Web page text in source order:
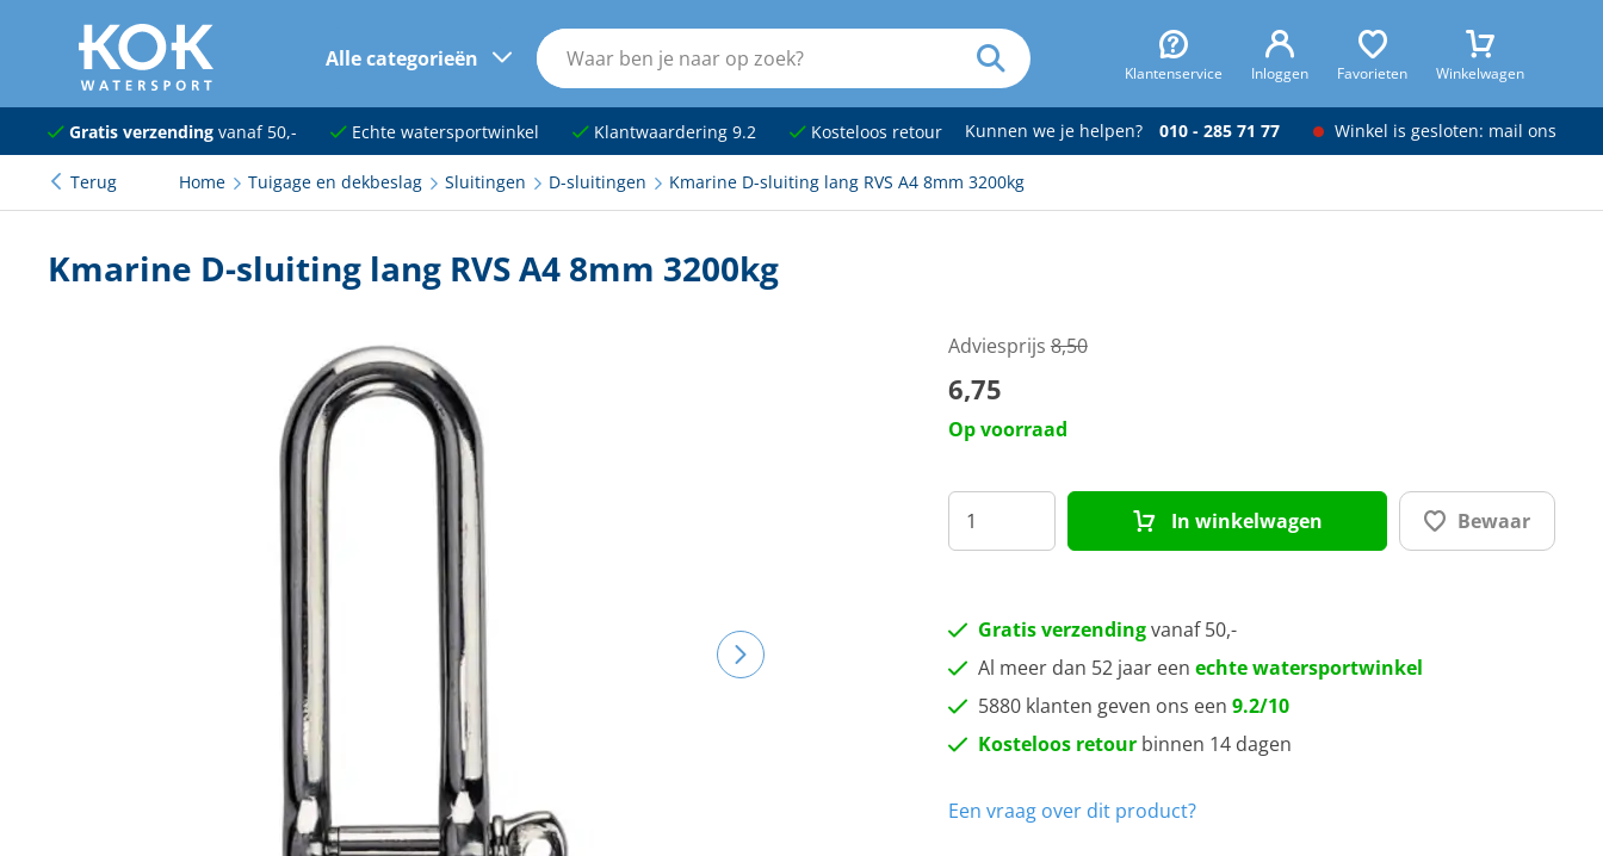
naar hoofdinhoud
Alle categorieën
Klantenservice Inloggen Favorieten Winkelwagen
Navigatie
Dekuitrusting
Kleding en schoenen
Tuigage en dekbeslag
Boten, toebehoren en fun
Meubels en lifestyle
Gratis verzendingvanaf 50,- Echte watersportwinkel Klantwaardering 9.2 Kosteloos retour Kunnen we je helpen? 010 - 285 71 77 Winkel is gesloten: mail ons
Terug Home Tuigage en dekbeslag Sluitingen D-sluitingen Kmarine D-sluiting lang RVS A4 8mm 3200kg
Kmarine D-sluiting lang RVS A4 8mm 3200kg
Adviesprijs8,50
6,75
Op voorraad
In winkelwagen Bewaar
Gratis verzendingvanaf 50,-
Al meer dan 52 jaar een echte watersportwinkel
5880 klanten geven ons een 9.2/10
Kosteloos retourbinnen 14 dagen
Een vraag over dit product?